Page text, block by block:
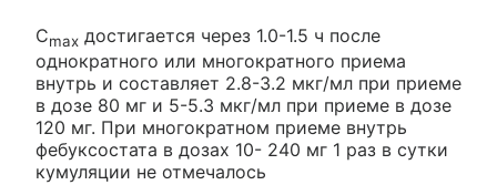
Cmax достигается через 1.0-1.5 ч после
однократного или многократного приема
внутрь и составляет 2.8-3.2 мкг/мл при приеме
в дозе 80 мг и 5-5.3 мкг/мл при приеме в дозе
120 мг. При многократном приеме внутрь
фебуксостата в дозах 10- 240 мг 1 раз в сутки
кумуляции не отмечалось